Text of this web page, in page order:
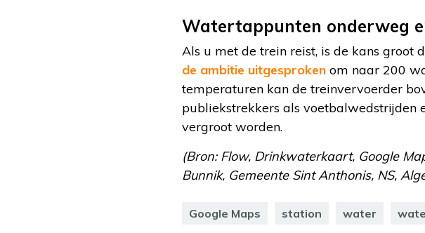
Watertappunten onderweg
Als u met de trein reist, is de kans groot
de ambitie uitgesproken om naar 200
temperaturen kan de treinvervoerder
publiekstrekkers als
vergroot worden.
(Bron: Flow, Drinkwaterkaart, Google
Bunnik, Gemeente Sint Anthonis, NS,
Google Maps station water